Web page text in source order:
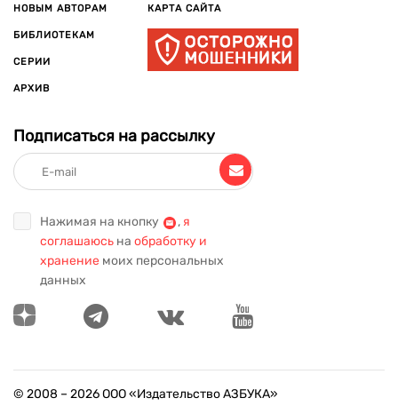
НОВЫМ АВТОРАМ
БИБЛИОТЕКАМ
СЕРИИ
АРХИВ
КАРТА САЙТА
Подписаться на рассылку
Нажимая на кнопку , я
соглашаюсь на обработку и
хранение моих персональных
данных
© 2008 – 2026ООО «Издательство АЗБУКА»